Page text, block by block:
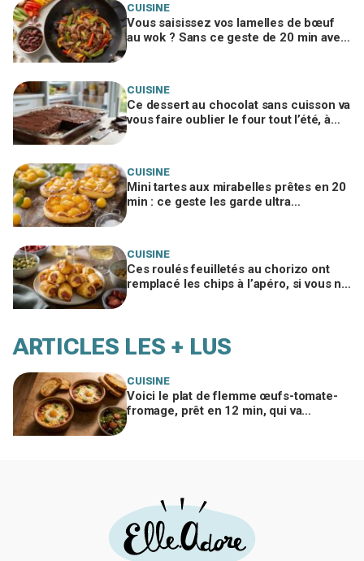
CUISINE
Vous saisissez vos lamelles de bœuf
au wok ? Sans ce geste de 20 min avec
CUISINE
Ce dessert au chocolat sans cuisson va
vous faire oublier le four tout l’été, à
CUISINE
Mini tartes aux mirabelles prêtes en 20
min : ce geste les garde ultra
CUISINE
Ces roulés feuilletés au chorizo ont
remplacé les chips à l’apéro, si vous ne
ARTICLES LES + LUS
CUISINE
Voici le plat de flemme œufs-tomate-
fromage, prêt en 12 min, qui va